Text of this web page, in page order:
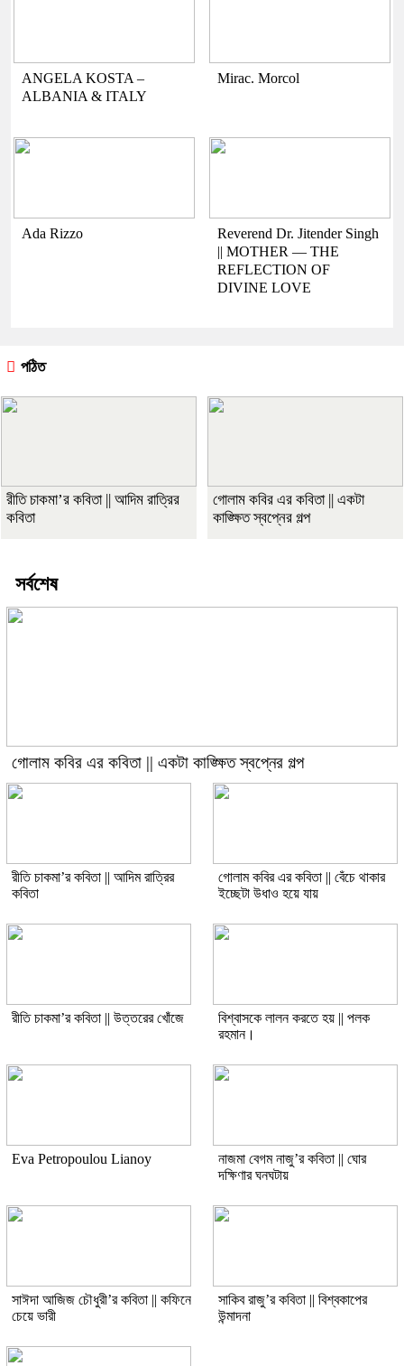
ANGELA KOSTA –
ALBANIA & ITALY
Mirac. Morcol
Ada Rizzo
Reverend Dr. Jitender Singh
|| MOTHER — THE
REFLECTION OF
DIVINE LOVE
পঠিত
রীতি চাকমা’র কবিতা || আদিম রাত্রির
কবিতা
গোলাম কবির এর কবিতা || একটা
কাঙ্ক্ষিত স্বপ্নের গল্প
সর্বশেষ
গোলাম কবির এর কবিতা || একটা কাঙ্ক্ষিত স্বপ্নের গল্প
রীতি চাকমা’র কবিতা || আদিম রাত্রির
কবিতা
গোলাম কবির এর কবিতা || বেঁচে থাকার
ইচ্ছেটা উধাও হয়ে যায়
রীতি চাকমা’র কবিতা || উত্তরের খোঁজে
বিশ্বাসকে লালন করতে হয় || পলক
রহমান।
Eva Petropoulou Lianoy
নাজমা বেগম নাজু’র কবিতা || ঘোর
দক্ষিণার ঘনঘটায়
সাঈদা আজিজ চৌধুরী’র কবিতা || কফিনে
চেয়ে ভারী
সাকিব রাজু’র কবিতা || বিশ্বকাপের
উন্মাদনা